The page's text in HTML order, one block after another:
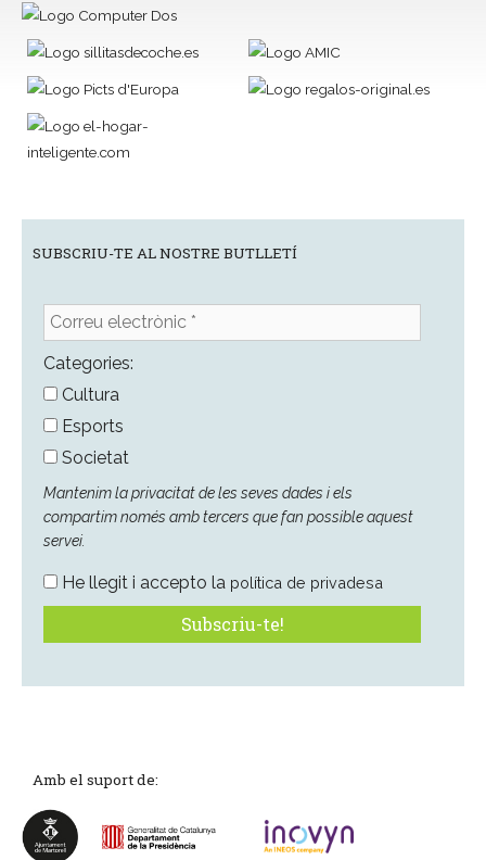
SUBSCRIU-TE AL NOSTRE BUTLLETÍ
Correu
electrònic
*Categories:
Cultura
Esports
Societat
Mantenim la privacitat de les seves dades i els
compartim només amb tercers que fan possible aquest
servei.
He llegit i accepto la política de privadesa
Amb el suport de: